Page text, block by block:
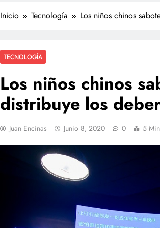
Inicio Tecnología Los niños chinos
TECNOLOGÍA
Los niños chinos
distribuye los
Juan Encinas Junio 8, 2020 0 5
Propuesta para la
redes sociales estará
de agosto: Sheinbaum